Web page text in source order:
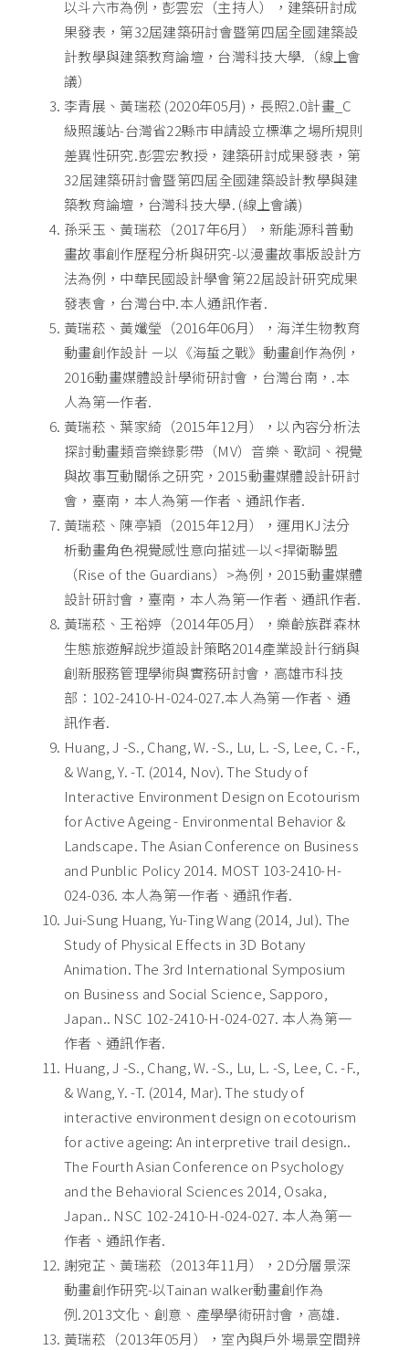
以斗六市為例，彭雲宏（主持人），建築研討成
果發表，第32屆建築研討會暨第四屆全國建築設
計教學與建築教育論壇，台灣科技大學.（線上會
議）
李青展、黃瑞菘 (2020年05月)，長照2.0計畫_C
級照護站-台灣省22縣市申請設立標準之場所規則
差異性研究.彭雲宏教授，建築研討成果發表，第
32屆建築研討會暨第四屆全國建築設計教學與建
築教育論壇，台灣科技大學. (線上會議)
孫采玉、黃瑞菘（2017年6月），新能源科普動
畫故事創作歷程分析與研究-以漫畫故事版設計方
法為例，中華民國設計學會第22屆設計研究成果
發表會，台灣台中.本人通訊作者.
黃瑞菘、黃孅瑩（2016年06月），海洋生物教育
動畫創作設計 －以《海蜇之戰》動畫創作為例，
2016動畫媒體設計學術研討會，台灣台南，.本
人為第一作者.
黃瑞菘、葉家綺（2015年12月），以內容分析法
探討動畫類音樂錄影帶（MV）音樂、歌詞、視覺
與故事互動關係之研究，2015動畫媒體設計研討
會，臺南，本人為第一作者、通訊作者.
黃瑞菘、陳亭穎（2015年12月），運用KJ法分
析動畫角色視覺感性意向描述—以<捍衛聯盟
（Rise of the Guardians）>為例，2015動畫媒體
設計研討會，臺南，本人為第一作者、通訊作者.
黃瑞菘、王裕婷（2014年05月），樂齡族群森林
生態旅遊解說步道設計策略2014產業設計行銷與
創新服務管理學術與實務研討會，高雄市科技
部：102-2410-H-024-027.本人為第一作者、通
訊作者.
Huang, J -S., Chang, W. -S., Lu, L. -S, Lee, C. -F.,
& Wang, Y. -T. (2014, Nov). The Study of
Interactive Environment Design on Ecotourism
for Active Ageing - Environmental Behavior &
Landscape. The Asian Conference on Business
and Punblic Policy 2014. MOST 103-2410-H-
024-036. 本人為第一作者、通訊作者.
Jui-Sung Huang, Yu-Ting Wang (2014, Jul). The
Study of Physical Effects in 3D Botany
Animation. The 3rd International Symposium
on Business and Social Science, Sapporo,
Japan.. NSC 102-2410-H-024-027. 本人為第一
作者、通訊作者.
Huang, J -S., Chang, W. -S., Lu, L. -S, Lee, C. -F.,
& Wang, Y. -T. (2014, Mar). The study of
interactive environment design on ecotourism
for active ageing: An interpretive trail design..
The Fourth Asian Conference on Psychology
and the Behavioral Sciences 2014, Osaka,
Japan.. NSC 102-2410-H-024-027. 本人為第一
作者、通訊作者.
謝宛芷、黃瑞菘（2013年11月），2D分層景深
動畫創作研究-以Tainan walker動畫創作為
例.2013文化、創意、產學學術研討會，高雄.
黃瑞菘（2013年05月），室內與戶外場景空間辨